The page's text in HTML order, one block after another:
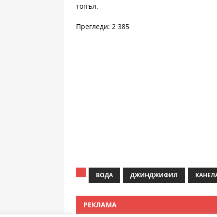
топъл.
Прегледи: 2 385
ВОДА ДЖИНДЖИФИЛ
РЕКЛАМА